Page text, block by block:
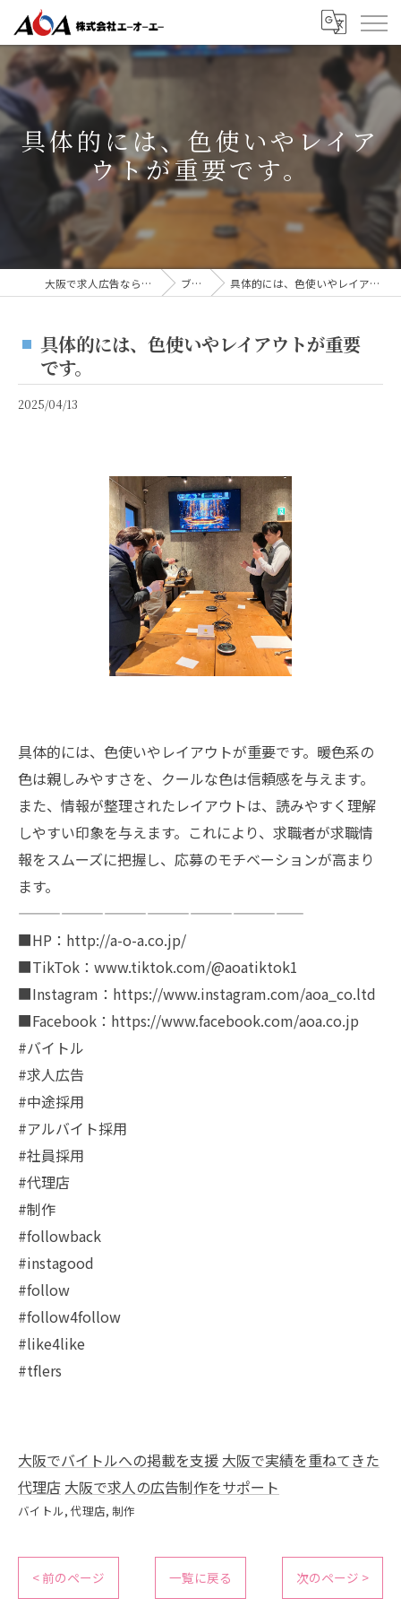
具体的には、色使いやレイア
ウトが重要です。
大阪で求人広告なら株式会社AOA ブログ 具体的には、色使いやレイアウトが重要です。
具体的には、色使いやレイアウトが重要
です。
2025/04/13
具体的には、色使いやレイアウトが重要です。暖色系の
色は親しみやすさを、クールな色は信頼感を与えます。
また、情報が整理されたレイアウトは、読みやすく理解
しやすい印象を与えます。これにより、求職者が求職情
報をスムーズに把握し、応募のモチベーションが高まり
ます。
————————————————————
■HP：http://a-o-a.co.jp/
■TikTok：www.tiktok.com/@aoatiktok1
■Instagram：https://www.instagram.com/aoa_co.ltd
■Facebook：https://www.facebook.com/aoa.co.jp
#バイトル
#求人広告
#中途採用
#アルバイト採用
#社員採用
#代理店
#制作
#followback
#instagood
#follow
#follow4follow
#like4like
#tflers
大阪でバイトルへの掲載を支援 大阪で実績を重ねてきた
代理店 大阪で求人の広告制作をサポート
バイトル 代理店 制作
< 前のページ 一覧に戻る 次のページ >